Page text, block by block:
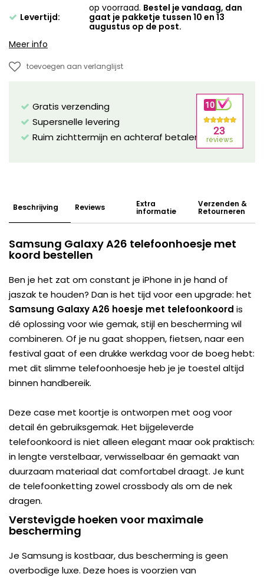
Levertijd:
op voorraad. Bestel je vandaag, dan
gaat je pakketje tussen 10 en 13
augustus op de post.
Meer info
toevoegen aan verlanglijst
Gratis verzending
Supersnelle levering
Ruim zichttermijn en achteraf betalen mogelijk!
Beschrijving Reviews Extra
informatie
Verzenden &
Retourneren
Samsung Galaxy A26 telefoonhoesje met
koord bestellen
Ben je het zat om constant je iPhone in je hand of
jaszak te houden? Dan is het tijd voor een upgrade: het
Samsung Galaxy A26 hoesje met telefoonkoord is
dé oplossing voor wie gemak, stijl en bescherming wil
combineren. Of je nu gaat shoppen, fietsen, naar een
festival gaat of een drukke werkdag voor de boeg hebt:
met dit slimme telefoonhoesje heb je je toestel altijd
binnen handbereik.
Deze case met koortje is ontworpen met oog voor
detail én gebruiksgemak. Het bijgeleverde
telefoonkoord is niet alleen elegant maar ook praktisch:
in lengte verstelbaar, verwisselbaar én gemaakt van
duurzaam materiaal dat comfortabel draagt. Je kunt
de telefoonketting zowel crossbody als om de nek
dragen.
Verstevigde hoeken voor maximale
bescherming
Je Samsung is kostbaar, dus bescherming is geen
overbodige luxe. Deze hoes is voorzien van